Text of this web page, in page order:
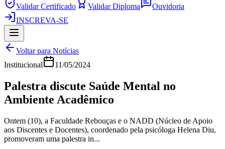
Validar Certificado
Validar Diploma
Ouvidoria
INSCREVA-SE
Voltar para Notícias
Institucional
11/05/2024
Palestra discute Saúde Mental no
Ambiente Acadêmico
Ontem (10), a Faculdade Rebouças e o NADD (Núcleo de Apoio
aos Discentes e Docentes), coordenado pela psicóloga Helena Diu,
promoveram uma palestra in...